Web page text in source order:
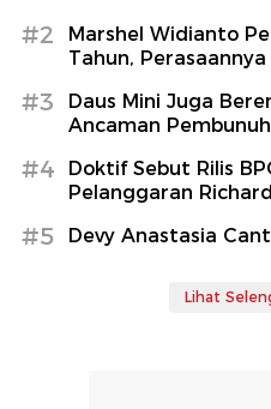
#2
Marshel Widianto
Tahun,
#3
Daus Mini Juga
Ancaman
#4
Doktif Sebut Rilis
Pelanggaran
#5 Devy Anastasia
Lihat